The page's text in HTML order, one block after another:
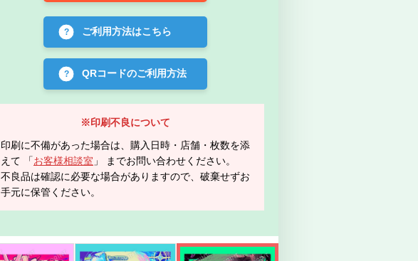
ご利用方法はこちら
QRコードのご利用方法
※印刷不良について
印刷に不備があった場合は、購入日時・店舗・枚数を添
えて 「お客様相談室 」 までお問い合わせください。
不良品は確認に必要な場合がありますので、破棄せずお
手元に保管ください。